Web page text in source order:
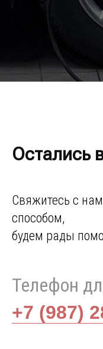
Остались
Свяжитесь с
способом,
будем рады
Телефон
+7 (987)